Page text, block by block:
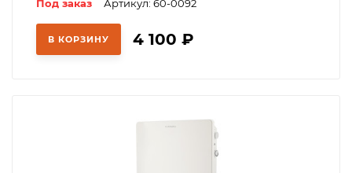
Под заказ Артикул: 60-0092
В КОРЗИНУ 4 100 ₽